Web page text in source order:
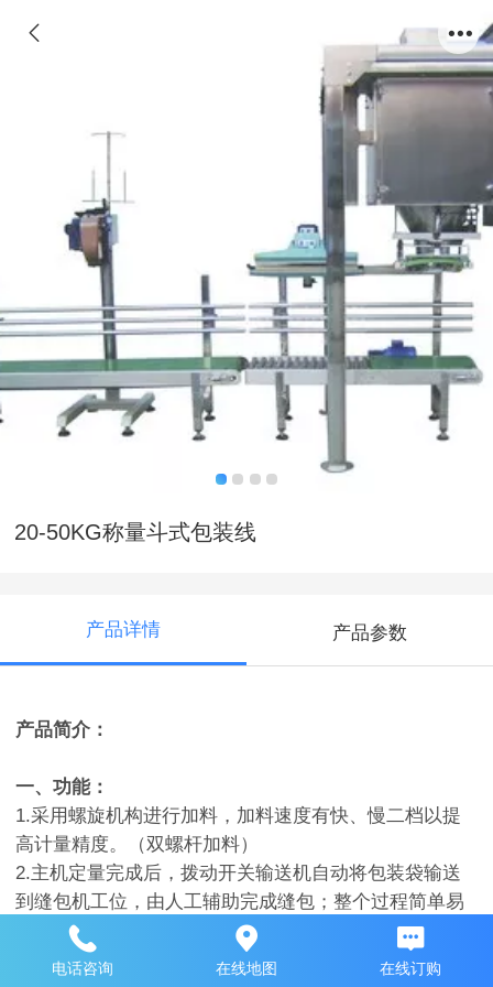
20-50KG称量斗式包装线
产品详情 产品参数
产品简介：
一、功能：
1.采用螺旋机构进行加料，加料速度有快、慢二档以提
高计量精度。（双螺杆加料）
2.主机定量完成后，拨动开关输送机自动将包装袋输送
到缝包机工位，由人工辅助完成缝包；整个过程简单易
操作。
3.软硬件专门设计，能自动跟踪物料密度的变化，自动
电话咨询 在线地图 在线订购